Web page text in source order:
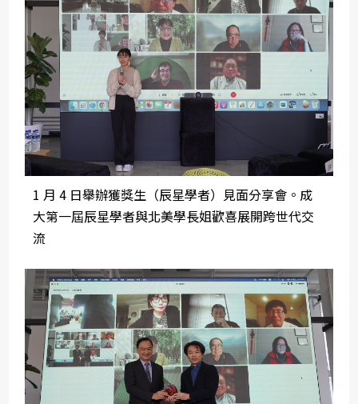
1 月 4 日舉辦獲獎生（辰星學者）見面分享會。成
大第一屆辰星學者與北美學長姐歡喜展開跨世代交
流